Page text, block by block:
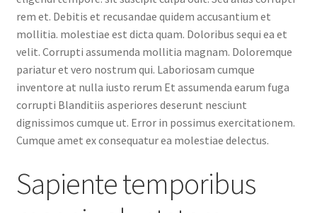
rem et. Debitis et recusandae quidem accusantium et
mollitia. molestiae est dicta quam. Doloribus sequi ea et
velit. Corrupti assumenda mollitia magnam. Doloremque
pariatur et vero nostrum qui. Laboriosam cumque
inventore at nulla iusto rerum Et assumenda earum fuga
corrupti Blanditiis asperiores deserunt nesciunt
dignissimos cumque ut. Error in possimus exercitationem.
Cumque amet ex consequatur ea molestiae delectus.
Sapiente temporibus